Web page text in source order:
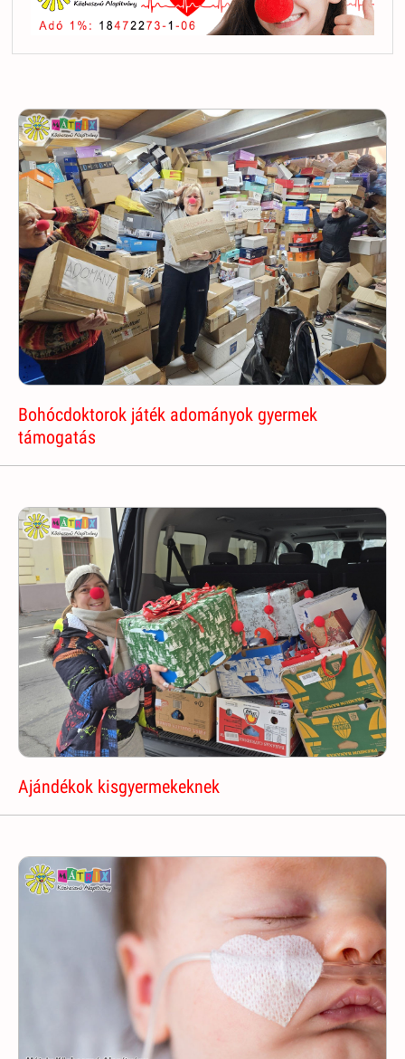
Bohócdoktorok játék adományok gyermek
támogatás
Ajándékok kisgyermekeknek